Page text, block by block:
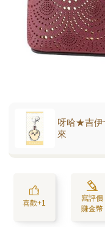
呀哈★吉伊
來
喜歡+1
寫評價
賺金幣